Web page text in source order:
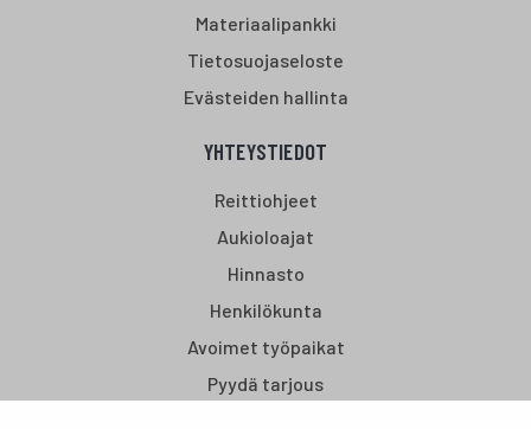
Materiaalipankki
Tietosuojaseloste
Evästeiden hallinta
YHTEYSTIEDOT
Reittiohjeet
Aukioloajat
Hinnasto
Henkilökunta
Avoimet työpaikat
Pyydä tarjous